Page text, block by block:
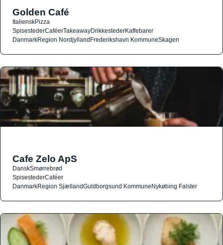
Golden Café
ItalienskPizza
SpisestederCaféerTakeawayDrikkestederKaffebarer
DanmarkRegion NordjyllandFrederikshavn KommuneSkagen
Cafe Zelo ApS
DanskSmørrebrød
SpisestederCaféer
DanmarkRegion SjællandGuldborgsund KommuneNykøbing Falster